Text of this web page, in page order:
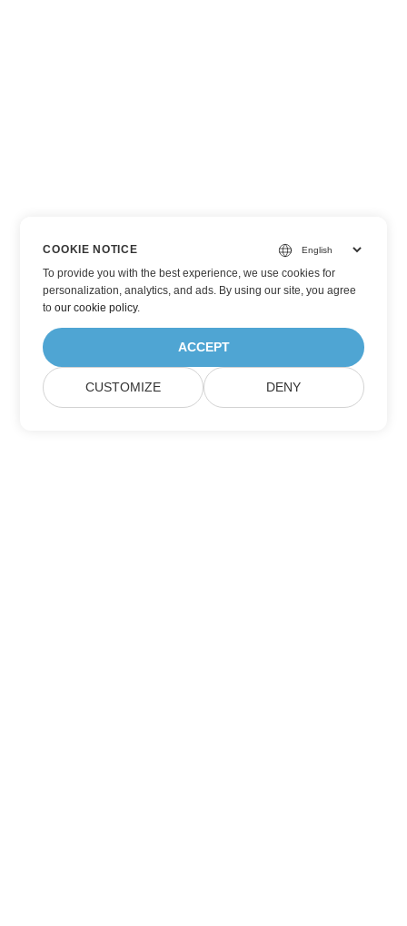
COOKIE NOTICE
To provide you with the best experience, we use cookies for
personalization, analytics, and ads. By using our site, you agree
toour cookie policy.
ACCEPT
CUSTOMIZE DENY